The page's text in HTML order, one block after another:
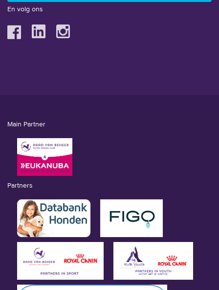
En volg ons
Main Partner
Partners